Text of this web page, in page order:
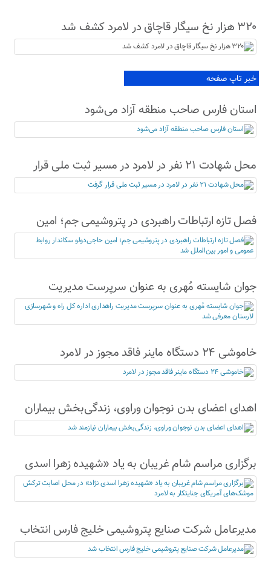
۳۲۰ هزار نخ سیگار قاچاق در لامرد کشف شد
خبر تاپ صفحه
استان فارس صاحب منطقه آزاد می‌شود
محل شهادت ۲۱ نفر در لامرد در مسیر ثبت ملی قرار
گرفت
فصل تازه ارتباطات راهبردی در پتروشیمی جم؛ امین
حاجی‌دولو سکاندار روابط عمومی و امور بین‌الملل شد
جوان شایسته مُهری به عنوان سرپرست مدیریت
راهداری اداره کل راه و شهرسازی لارستان معرفی شد
خاموشی ۲۴ دستگاه ماینر فاقد مجوز در لامرد
اهدای اعضای بدن نوجوان وراوی، زندگی‌بخش بیماران
نیازمند شد
برگزاری مراسم شام غریبان به یاد «شهیده زهرا اسدی
نژاد» در محل اصابت ترکش موشک‌های آمریکای
جنایتکار به لامرد
مدیرعامل شرکت صنایع پتروشیمی خلیج فارس انتخاب
شد